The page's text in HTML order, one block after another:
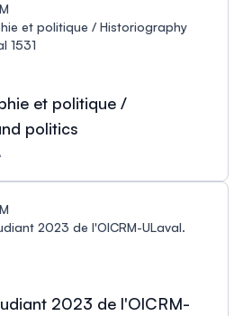
et politique / Historiography
1531
et politique /
politics
2023 de l'OICRM-ULaval.
2023 de l'OICRM-